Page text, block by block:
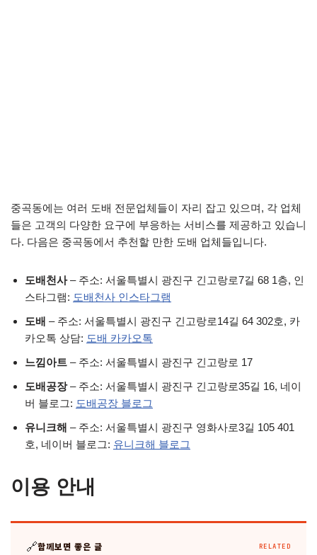
중곡동에는 여러 도배 전문업체들이 자리 잡고 있으며, 각 업체
들은 고객의 다양한 요구에 부응하는 서비스를 제공하고 있습니
다. 다음은 중곡동에서 추천할 만한 도배 업체들입니다.
도배천사– 주소: 서울특별시 광진구 긴고랑로7길 68 1층, 인
스타그램: 도배천사 인스타그램
도배 – 주소: 서울특별시 광진구 긴고랑로14길 64 302호, 카
카오톡 상담: 도배 카카오톡
느낌아트 – 주소: 서울특별시 광진구 긴고랑로 17
도배공장– 주소: 서울특별시 광진구 긴고랑로35길 16, 네이
버 블로그: 도배공장 블로그
유니크해 – 주소: 서울특별시 광진구 영화사로3길 105 401
호, 네이버 블로그: 유니크해 블로그
이용 안내
🔗함께보면 좋은 글 RELATED